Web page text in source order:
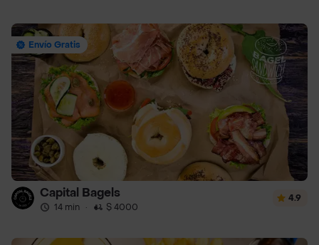
Envío Gratis
Capital Bagels
14 min · $ 4000
4.9